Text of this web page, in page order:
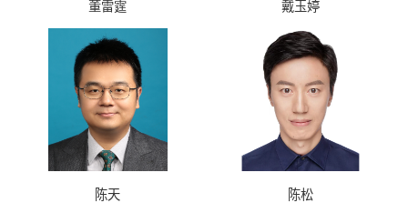
董雷霆 戴玉婷
陈天 陈松